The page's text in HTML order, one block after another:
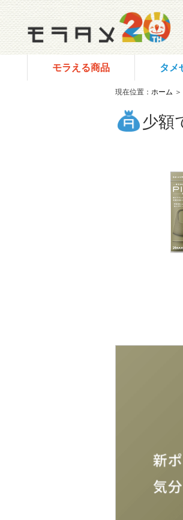
モラえる商品 タメ
現在位置： ホーム ＞
少額